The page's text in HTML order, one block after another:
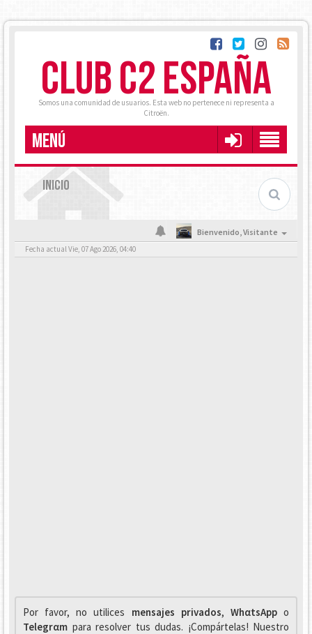
CLUB C2 ESPAÑA
Somos una comunidad de usuarios. Esta web no pertenece ni representa a
Citroën.
MENÚ
INICIO
Bienvenido,Visitante
Fecha actual Vie, 07 Ago 2026, 04:40
Por favor, no utilices mensajes privados, WhαtsAppo
Telegrαm para resolver tus dudas. ¡Compártelas! Nuestro